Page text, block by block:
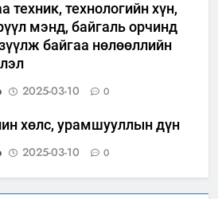
техник, технологийн хүн,
мэнд, байгаль орчинд
байгаа нөлөөллийн
2025-03-10 0
хөлс, урамшууллын дүн
2025-03-10 0